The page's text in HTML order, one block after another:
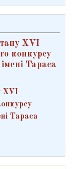
ХVІ
конкурсу
імені Тараса
ХVІ
Тараса